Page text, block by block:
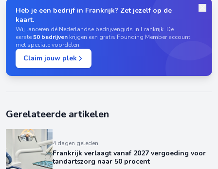
Heb je een bedrijf in Frankrijk? Zet jezelf op de
kaart.
Wij lanceren dé Nederlandse bedrijvengids in Frankrijk. De
eerste50 bedrijven krijgen een gratis Founding Member account
met speciale voordelen.
Claim jouw plek
Gerelateerde artikelen
4 dagen geleden
Frankrijk verlaagt vanaf 2027 vergoeding voor
tandartszorg naar 50 procent